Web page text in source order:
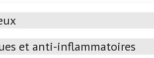
et anti-inflammatoires